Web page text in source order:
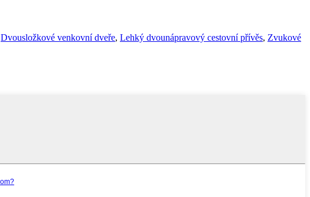
Dvousložkové venkovní dveře, Lehký dvounápravový cestovní přívěs, Zvukové